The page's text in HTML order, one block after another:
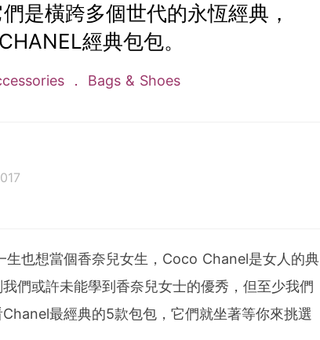
是橫跨多個世代的永恆經典，
經典包包。
Bags & Shoes
也想當個香奈兒女生， Coco Chanel是女人的典
們或許未能學到香奈兒女士的優秀，但至少我們
Chanel最經典的5款包包，它們就坐著等你來挑選